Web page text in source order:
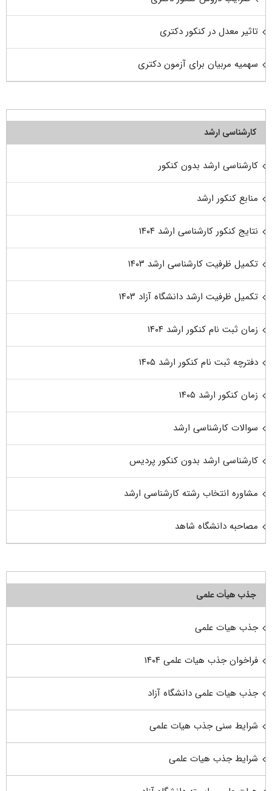
تاثیر معدل در کنکور دکتری
سهمیه مربیان برای آزمون دکتری
کارشناسی ارشد
کارشناسی ارشد بدون کنکور
منابع کنکور ارشد
نتایج کنکور کارشناسی ارشد ۱۴۰۴
تکمیل ظرفیت کارشناسی ارشد ۱۴۰۳
تکمیل ظرفیت ارشد دانشگاه آزاد ۱۴۰۳
زمان ثبت نام کنکور ارشد ۱۴۰۴
دفترچه ثبت نام کنکور ارشد ۱۴۰۵
زمان کنکور ارشد ۱۴۰۵
سوالات کارشناسی ارشد
کارشناسی ارشد بدون کنکور پردیس
مشاوره انتخاب رشته کارشناسی ارشد
مصاحبه دانشگاه شاهد
جذب هیأت علمی
جذب هیات علمی
فراخوان جذب هیات علمی ۱۴۰۴
جذب هیات علمی دانشگاه آزاد
شرایط سنی جذب هیات علمی
شرایط جذب هیات علمی